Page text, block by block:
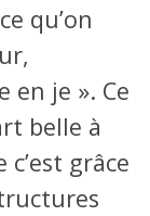
qu’on
en je ». Ce
belle à
grâce